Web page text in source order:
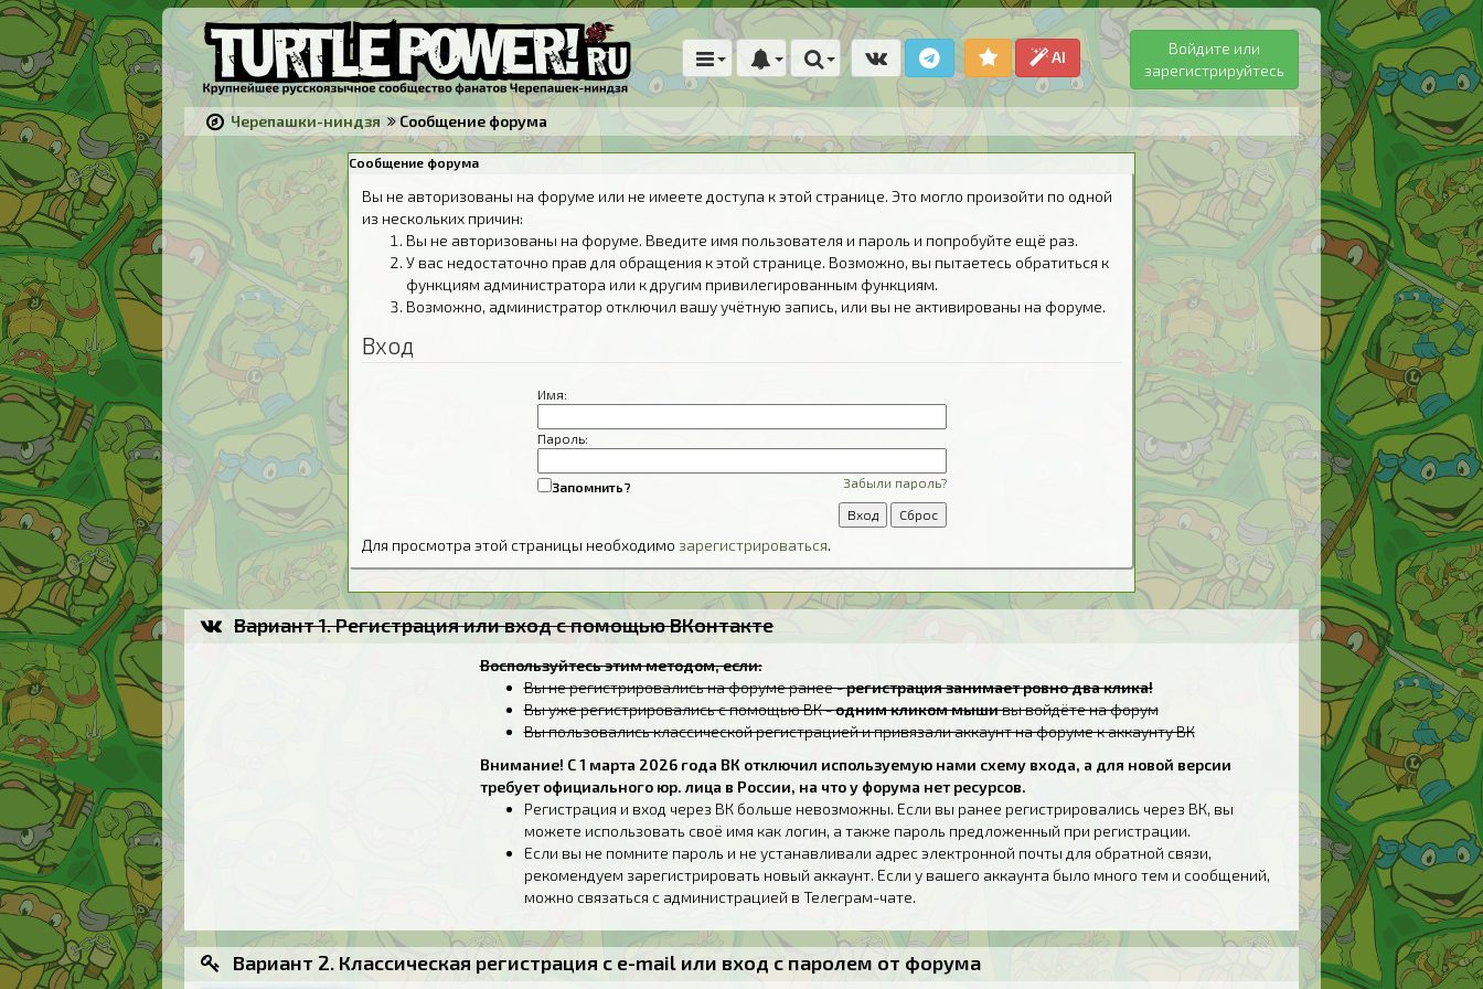
AI
Войдите или
зарегистрируйтесь
Черепашки-ниндзя Сообщение форума
Сообщение форума
Вы не авторизованы на форуме или не имеете доступа к этой странице. Это могло произойти по одной
из нескольких причин:
Вы не авторизованы на форуме. Введите имя пользователя и пароль и попробуйте ещё раз.
У вас недостаточно прав для обращения к этой странице. Возможно, вы пытаетесь обратиться к
функциям администратора или к другим привилегированным функциям.
Возможно, администратор отключил вашу учётную запись, или вы не активированы на форуме.
Вход
Имя:
Пароль:
Забыли пароль?
Запомнить?
Для просмотра этой страницы необходимо зарегистрироваться.
Вариант 1. Регистрация или вход с помощью ВКонтакте
Воспользуйтесь этим методом, если:
Вы не регистрировались на форуме ранее -регистрация занимает ровно два клика!
Вы уже регистрировались с помощью ВК -одним кликом мышивы войдёте на форум
Вы пользовались классической регистрацией и привязали аккаунт на форуме к аккаунту ВК
Внимание! С 1 марта 2026 года ВК отключил используемую нами схему входа, а для новой версии
требует официального юр. лица в России, на что у форума нет ресурсов.
Регистрация и вход через ВК больше невозможны. Если вы ранее регистрировались через ВК, вы
можете использовать своё имя как логин, а также пароль предложенный при регистрации.
Если вы не помните пароль и не устанавливали адрес электронной почты для обратной связи,
рекомендуем зарегистрировать новый аккаунт. Если у вашего аккаунта было много тем и сообщений,
можно связаться с администрацией в Телеграм-чате.
Вариант 2. Классическая регистрация с e-mail или вход с паролем от форума